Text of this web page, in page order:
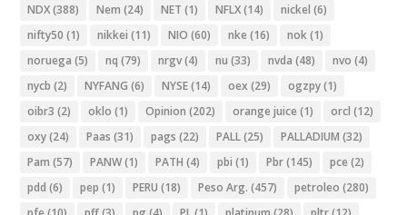
NDX(388) Nem (24) NET (1) NFLX(14) nickel (6)
nifty50 (1) nikkei (11) NIO (60) nke (16) nok(1)
noruega (5) nq (79) nrgv(4) nu (33) nvda (48) nvo (4)
nycb (2) NYFANG (6) NYSE(14) oex (29) ogzpy(1)
oibr3 (2) oklo (1) Opinion (202) orange juice (1) orcl (12)
oxy(24) Paas (31) pags (22) PALL(25) PALLADIUM (32)
Pam (57) PANW(1) PATH (4) pbi (1) Pbr(145) pce (2)
pdd (6) pep (1) PERU (18) Peso Arg. (457) petroleo (280)